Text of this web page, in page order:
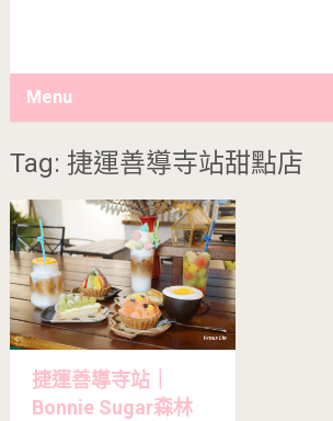
Menu
Tag: 捷運善導寺站甜點店
捷運善導寺站｜
Bonnie Sugar森林